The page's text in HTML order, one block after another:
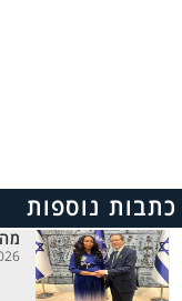
כתבות נוספות